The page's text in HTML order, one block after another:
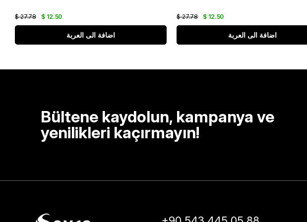
$ 12.50
$ 27.78
اضافة الى العربة
$ 12.50
$ 27.78
اضافة الى العربة
Bültene kaydolun, kampanya ve
yenilikleri kaçırmayın!